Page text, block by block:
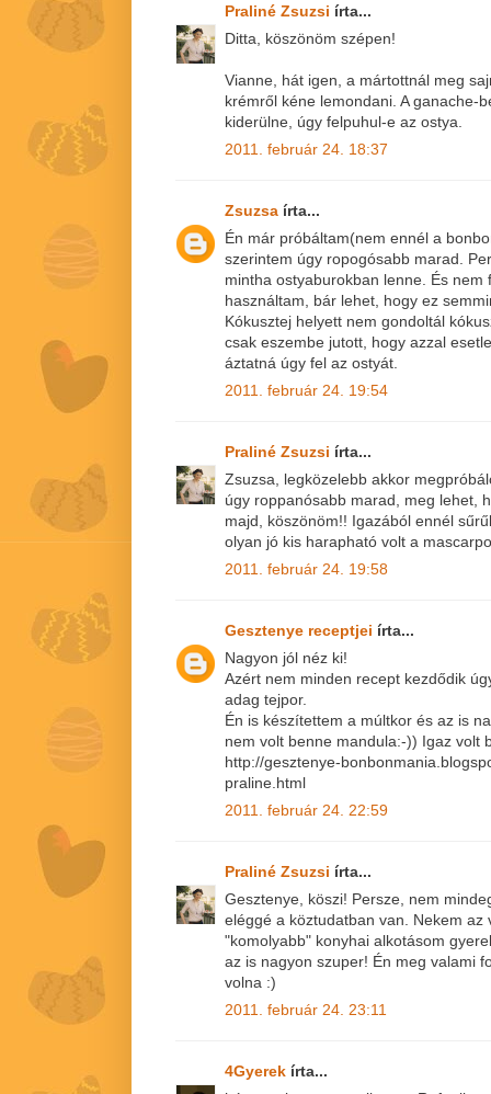
Praliné Zsuzsi írta...
Ditta, köszönöm szépen!
Vianne, hát igen, a mártottnál meg
krémről kéne lemondani. A ganache-
kiderülne, úgy felpuhul-e az ostya.
2011. február 24. 18:37
Zsuzsa írta...
Én már próbáltam(nem ennél a
szerintem úgy ropogósabb marad.
mintha ostyaburokban lenne. És
használtam, bár lehet, hogy ez
Kókusztej helyett nem gondoltál
csak eszembe jutott, hogy azzal
áztatná úgy fel az ostyát.
2011. február 24. 19:54
Praliné Zsuzsi írta...
Zsuzsa, legközelebb akkor
úgy roppanósabb marad, meg lehet,
majd, köszönöm!! Igazából ennél
olyan jó kis harapható volt a
2011. február 24. 19:58
Gesztenye receptjei írta...
Nagyon jól néz ki!
Azért nem minden recept kezdődik
adag tejpor.
Én is készítettem a múltkor és az is
nem volt benne mandula:-)) Igaz volt
http://gesztenye-
praline.html
2011. február 24. 22:59
Praliné Zsuzsi írta...
Gesztenye, köszi! Persze, nem
eléggé a köztudatban van. Nekem az
"komolyabb" konyhai alkotásom
az is nagyon szuper! Én meg valami
volna :)
2011. február 24. 23:11
4Gyerek írta...